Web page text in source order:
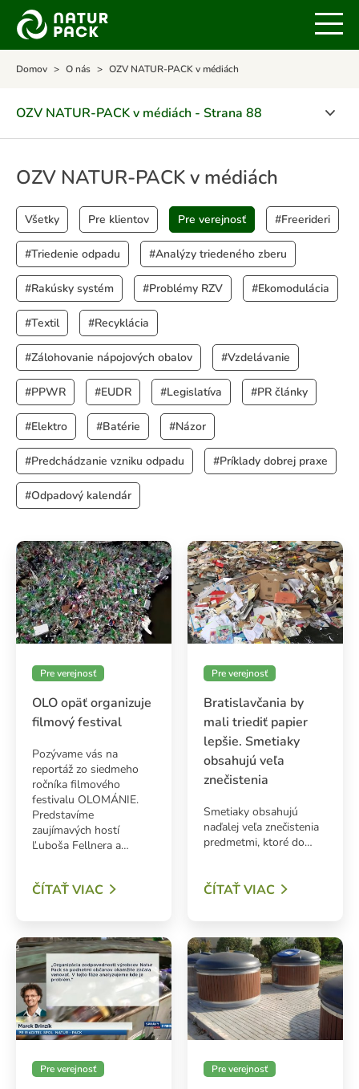
Domov O nás OZV NATUR-PACK v médiách
OZV NATUR-PACK v médiách - Strana 88
Certifikáty
POLITIKA INTEGROVANÉHO MANAŽÉRSKEHO
SYSTÉMU
Ocenenia
OZV NATUR-PACK v médiách
Kalendár aktivít
Vedenie
O spoločnosti NATUR-PACK plus
OZV NATUR-PACK v médiách
Všetky Pre klientov Pre verejnosť #Freerideri
#Triedenie odpadu #Analýzy triedeného zberu
#Rakúsky systém #Problémy RZV #Ekomodulácia
#Textil #Recyklácia
#Zálohovanie nápojových obalov #Vzdelávanie
#PPWR #EUDR #Legislatíva #PR články
#Elektro #Batérie #Názor
#Predchádzanie vzniku odpadu #Príklady dobrej praxe
#Odpadový kalendár
Pre verejnosť
OLO opäť organizuje
filmový festival
Pozývame vás na
reportáž zo siedmeho
ročníka filmového
festivalu OLOMÁNIE.
Predstavíme
zaujímavých hostí
Ľuboša Fellnera a…
ČÍTAŤ VIAC
Pre verejnosť
Bratislavčania by
mali triediť papier
lepšie. Smetiaky
obsahujú veľa
znečistenia
Smetiaky obsahujú
naďalej veľa znečistenia
predmetmi, ktoré do…
ČÍTAŤ VIAC
Pre verejnosť Pre verejnosť